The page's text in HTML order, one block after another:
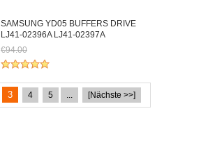
SAMSUNG YD05 BUFFERS DRIVE
LJ41-02396A LJ41-02397A
€94.00
Jetzt nur noch €87.42
3 4 5 ... [Nächste >>]